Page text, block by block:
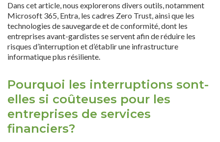
Dans cet article, nous explorerons divers outils, notamment
Microsoft 365, Entra, les cadres Zero Trust, ainsi que les
technologies de sauvegarde et de conformité, dont les
entreprises avant-gardistes se servent afin de réduire les
risques d’interruption et d’établir une infrastructure
informatique plus résiliente.
Pourquoi les interruptions sont-
elles si coûteuses pour les
entreprises de services
financiers?